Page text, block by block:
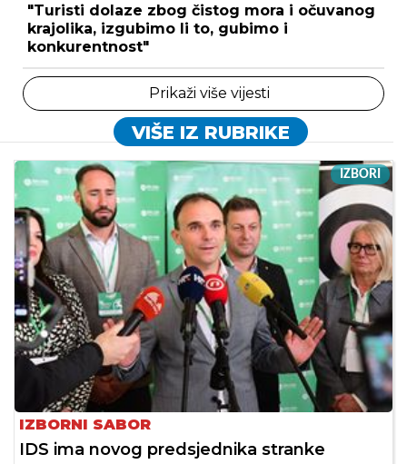
"Turisti dolaze zbog čistog mora i očuvanog
krajolika, izgubimo li to, gubimo i
konkurentnost"
Prikaži više vijesti
VIŠE IZ RUBRIKE
IZBORI
IZBORNI SABOR
IDS ima novog predsjednika stranke